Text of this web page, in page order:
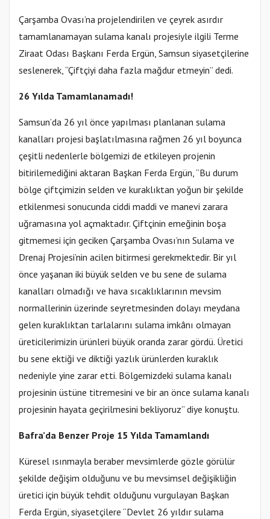
Çarşamba Ovası’na projelendirilen ve çeyrek asırdır
tamamlanamayan sulama kanalı projesiyle ilgili Terme
Ziraat Odası Başkanı Ferda Ergün, Samsun siyasetçilerine
seslenerek, “Çiftçiyi daha fazla mağdur etmeyin” dedi.
26 Yılda Tamamlanamadı!
Samsun’da 26 yıl önce yapılması planlanan sulama
kanalları projesi başlatılmasına rağmen 26 yıl boyunca
çeşitli nedenlerle bölgemizi de etkileyen projenin
bitirilemediğini aktaran Başkan Ferda Ergün, “Bu durum
bölge çiftçimizin selden ve kuraklıktan yoğun bir şekilde
etkilenmesi sonucunda ciddi maddi ve manevi zarara
uğramasına yol açmaktadır. Çiftçinin emeğinin boşa
gitmemesi için geciken Çarşamba Ovası’nın Sulama ve
Drenaj Projesi’nin acilen bitirmesi gerekmektedir. Bir yıl
önce yaşanan iki büyük selden ve bu sene de sulama
kanalları olmadığı ve hava sıcaklıklarının mevsim
normallerinin üzerinde seyretmesinden dolayı meydana
gelen kuraklıktan tarlalarını sulama imkânı olmayan
üreticilerimizin ürünleri büyük oranda zarar gördü. Üretici
bu sene ektiği ve diktiği yazlık ürünlerden kuraklık
nedeniyle yine zarar etti. Bölgemizdeki sulama kanalı
projesinin üstüne titremesini ve bir an önce sulama kanalı
projesinin hayata geçirilmesini bekliyoruz” diye konuştu.
Bafra’da Benzer Proje 15 Yılda Tamamlandı
Küresel ısınmayla beraber mevsimlerde gözle görülür
şekilde değişim olduğunu ve bu mevsimsel değişikliğin
üretici için büyük tehdit olduğunu vurgulayan Başkan
Ferda Ergün, siyasetçilere “Devlet 26 yıldır sulama